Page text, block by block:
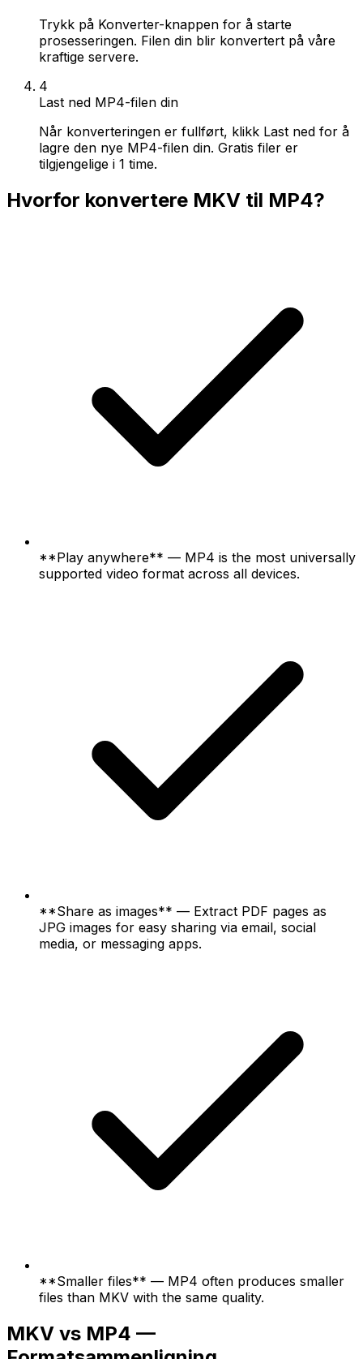
Trykk på Konverter-knappen for å starte
prosesseringen. Filen din blir konvertert på våre
kraftige servere.
4
Last ned MP4-filen din
Når konverteringen er fullført, klikk Last ned for å
lagre den nye MP4-filen din. Gratis filer er
tilgjengelige i 1 time.
Hvorfor konvertere MKV til MP4?
**Play anywhere** — MP4 is the most universally
supported video format across all devices.
**Share as images** — Extract PDF pages as
JPG images for easy sharing via email, social
media, or messaging apps.
**Smaller files** — MP4 often produces smaller
files than MKV with the same quality.
MKV vs MP4 —